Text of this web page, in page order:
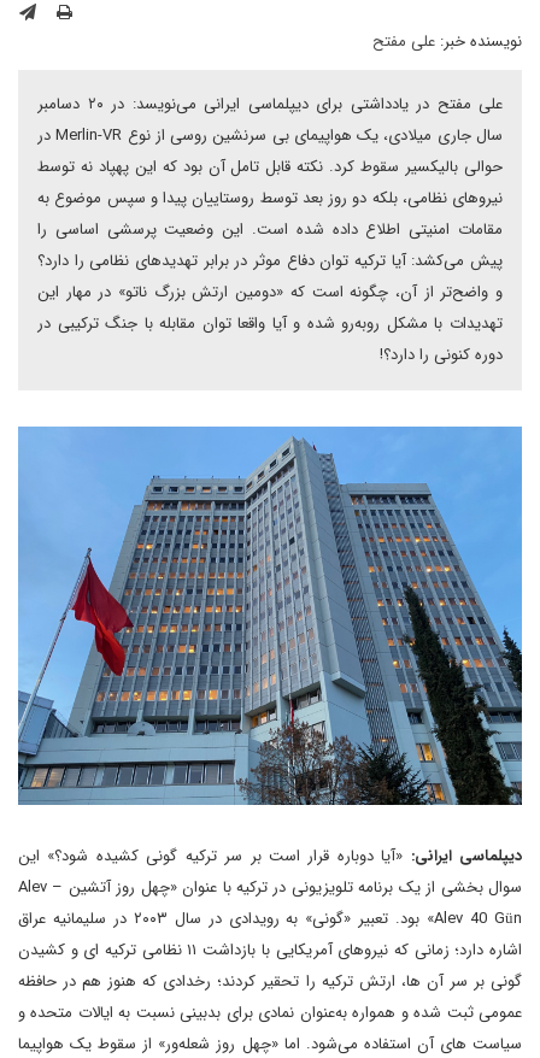
نویسنده خبر: علی مفتح
علی مفتح در یادداشتی برای دیپلماسی ایرانی می‌نویسد: در ۲۰ دسامبر
سال جاری میلادی، یک هواپیمای بی سرنشین روسی از نوع Merlin-VR در
حوالی بالیکسیر سقوط کرد. نکته قابل تامل آن بود که این پهپاد نه توسط
نیروهای نظامی، بلکه دو روز بعد توسط روستاییان پیدا و سپس موضوع به
مقامات امنیتی اطلاع داده شده است. این وضعیت پرسشی اساسی را
پیش می‌کشد: آیا ترکیه توان دفاع موثر در برابر تهدیدهای نظامی را دارد؟
و واضح‌تر از آن، چگونه است که «دومین ارتش بزرگ ناتو» در مهار این
تهدیدات با مشکل روبه‌رو شده و آیا واقعا توان مقابله با جنگ ترکیبی در
دوره کنونی را دارد؟!
دیپلماسی ایرانی: «آیا دوباره قرار است بر سر ترکیه گونی کشیده شود؟» این
سوال بخشی از یک برنامه تلویزیونی در ترکیه با عنوان «چهل روز آتشین – Alev
Alev 40 Gün» بود. تعبیر «گونی» به رویدادی در سال ۲۰۰۳ در سلیمانیه عراق
اشاره دارد؛ زمانی که نیروهای آمریکایی با بازداشت ۱۱ نظامی ترکیه ای و کشیدن
گونی بر سر آن ها، ارتش ترکیه را تحقیر کردند؛ رخدادی که هنوز هم در حافظه
عمومی ثبت شده و همواره به‌عنوان نمادی برای بدبینی نسبت به ایالات متحده و
سیاست های آن استفاده می‌شود. اما «چهل روز شعله‌ور» از سقوط یک هواپیما